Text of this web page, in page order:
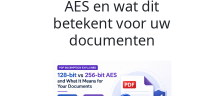
AES en wat dit
betekent voor uw
documenten